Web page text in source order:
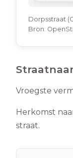
Dorpsstraat
Bron:
Vroegste
Herkomst
straat.